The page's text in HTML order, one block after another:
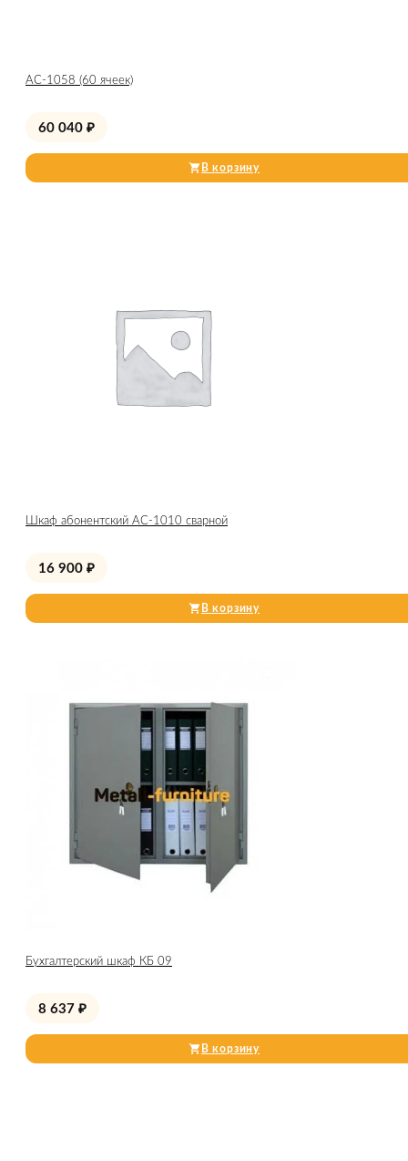
АС-1058 (60 ячеек)
60 040 ₽
В корзину
Шкаф абонентский АС-1010 сварной
16 900 ₽
В корзину
Бухгалтерский шкаф КБ 09
8 637 ₽
В корзину